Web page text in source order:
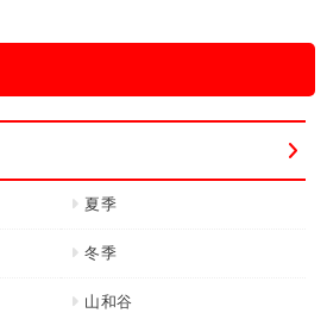
字:
夏季
冬季
山和谷